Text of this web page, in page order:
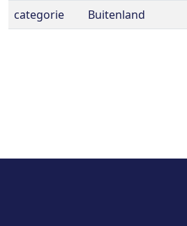
categorie Buitenland